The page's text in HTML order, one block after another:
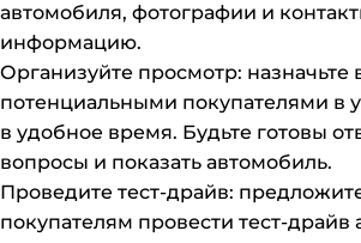
автомобиля, фотографии и
информацию.
Организуйте просмотр: назначьте
потенциальными покупателями в
в удобное время. Будьте готовы
вопросы и показать автомобиль.
Проведите тест-драйв:
покупателям провести тест-драйв